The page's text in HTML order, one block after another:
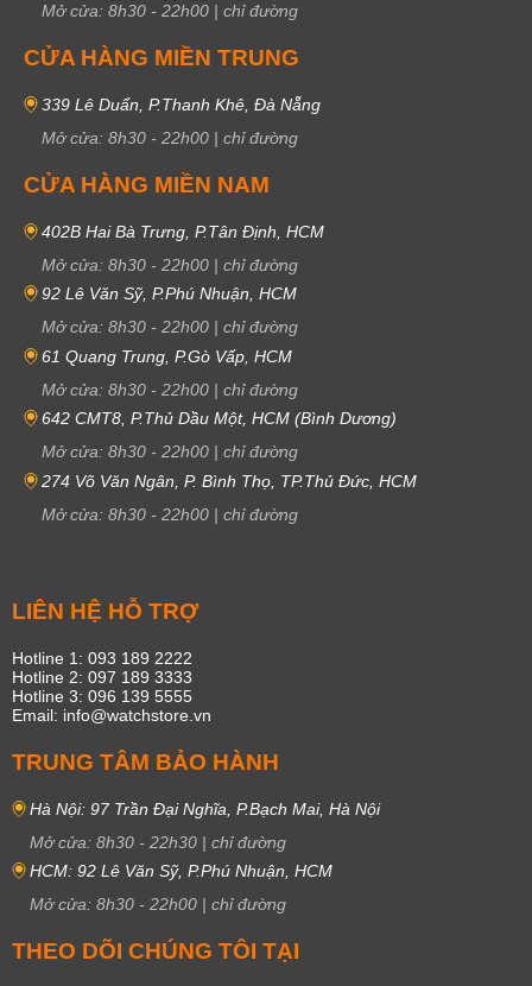
Mở cửa: 8h30 - 22h00 | chỉ đường
CỬA HÀNG MIỀN TRUNG
339 Lê Duẩn, P.Thanh Khê, Đà Nẵng
Mở cửa: 8h30 - 22h00 | chỉ đường
CỬA HÀNG MIỀN NAM
402B Hai Bà Trưng, P.Tân Định, HCM
Mở cửa: 8h30 - 22h00 | chỉ đường
92 Lê Văn Sỹ, P.Phú Nhuận, HCM
Mở cửa: 8h30 - 22h00 | chỉ đường
61 Quang Trung, P.Gò Vấp, HCM
Mở cửa: 8h30 - 22h00 | chỉ đường
642 CMT8, P.Thủ Dầu Một, HCM (Bình Dương)
Mở cửa: 8h30 - 22h00 | chỉ đường
274 Võ Văn Ngân, P. Bình Thọ, TP.Thủ Đức, HCM
Mở cửa: 8h30 - 22h00 | chỉ đường
LIÊN HỆ HỖ TRỢ
Hotline 1: 093 189 2222
Hotline 2: 097 189 3333
Hotline 3: 096 139 5555
Email: info@watchstore.vn
TRUNG TÂM BẢO HÀNH
Hà Nội: 97 Trần Đại Nghĩa, P.Bạch Mai, Hà Nội
Mở cửa: 8h30 - 22h30 | chỉ đường
HCM: 92 Lê Văn Sỹ, P.Phú Nhuận, HCM
Mở cửa: 8h30 - 22h00 | chỉ đường
THEO DÕI CHÚNG TÔI TẠI